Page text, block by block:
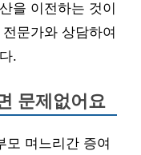
을 이전하는 것이
문가와 상담하여
.
문제없어요
모 며느리간 증여